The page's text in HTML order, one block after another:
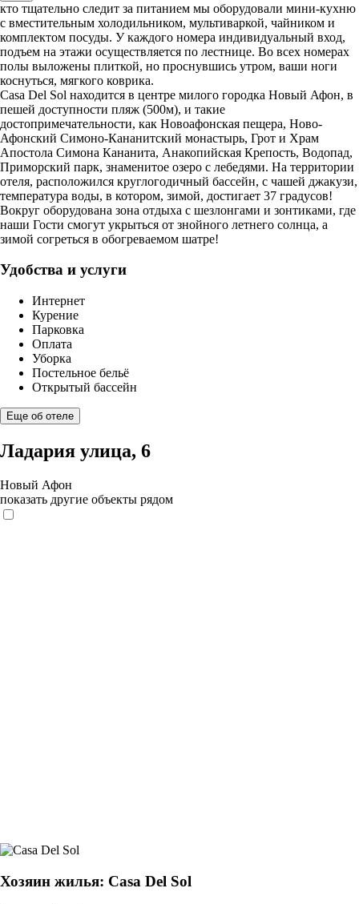
кто тщательно следит за питанием мы оборудовали мини-кухню
с вместительным холодильником, мультиваркой, чайником и
комплектом посуды. У каждого номера индивидуальный вход,
подъем на этажи осуществляется по лестнице. Во всех номерах
полы выложены плиткой, но проснувшись утром, ваши ноги
коснуться, мягкого коврика.
Сasa Del Sol находится в центре милого городка Новый Афон, в
пешей доступности пляж (500м), и такие
достопримечательности, как Новоафонская пещера, Ново-
Афонский Симоно-Кананитский монастырь, Грот и Храм
Апостола Симона Кананита, Анакопийская Крепость, Водопад,
Приморский парк, знаменитое озеро с лебедями. На территории
отеля, расположился круглогодичный бассейн, с чашей джакузи,
температура воды, в котором, зимой, достигает 37 градусов!
Вокруг оборудована зона отдыха с шезлонгами и зонтиками, где
наши Гости смогут укрыться от знойного летнего солнца, а
зимой согреться в обогреваемом шатре!
Удобства и услуги
Интернет
Курение
Парковка
Оплата
Уборка
Постельное бельё
Открытый бассейн
Еще об отеле
Ладария улица, 6
Новый Афон
показать другие объекты рядом
Хозяин жилья: Casa Del Sol